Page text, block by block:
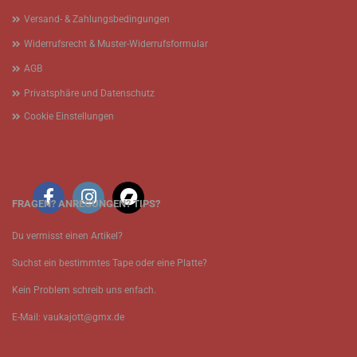
Versand- & Zahlungsbedingungen
Widerrufsrecht & Muster-Widerrufsformular
AGB
Privatsphäre und Datenschutz
Cookie Einstellungen
FRAGEN? ANREGUNGEN? TIPS?
Du vermisst einen Artikel?
Suchst ein bestimmtes Tape oder eine Platte?
Kein Problem schreib uns enfach.
E-Mail: vaukajott@gmx.de